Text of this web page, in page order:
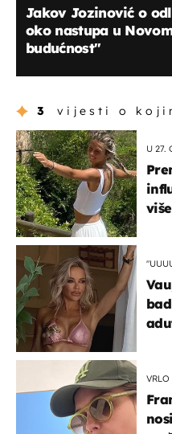
Jakov Jozinović o
oko nastupa u
budućnost''
3 vijesti o
U 27.